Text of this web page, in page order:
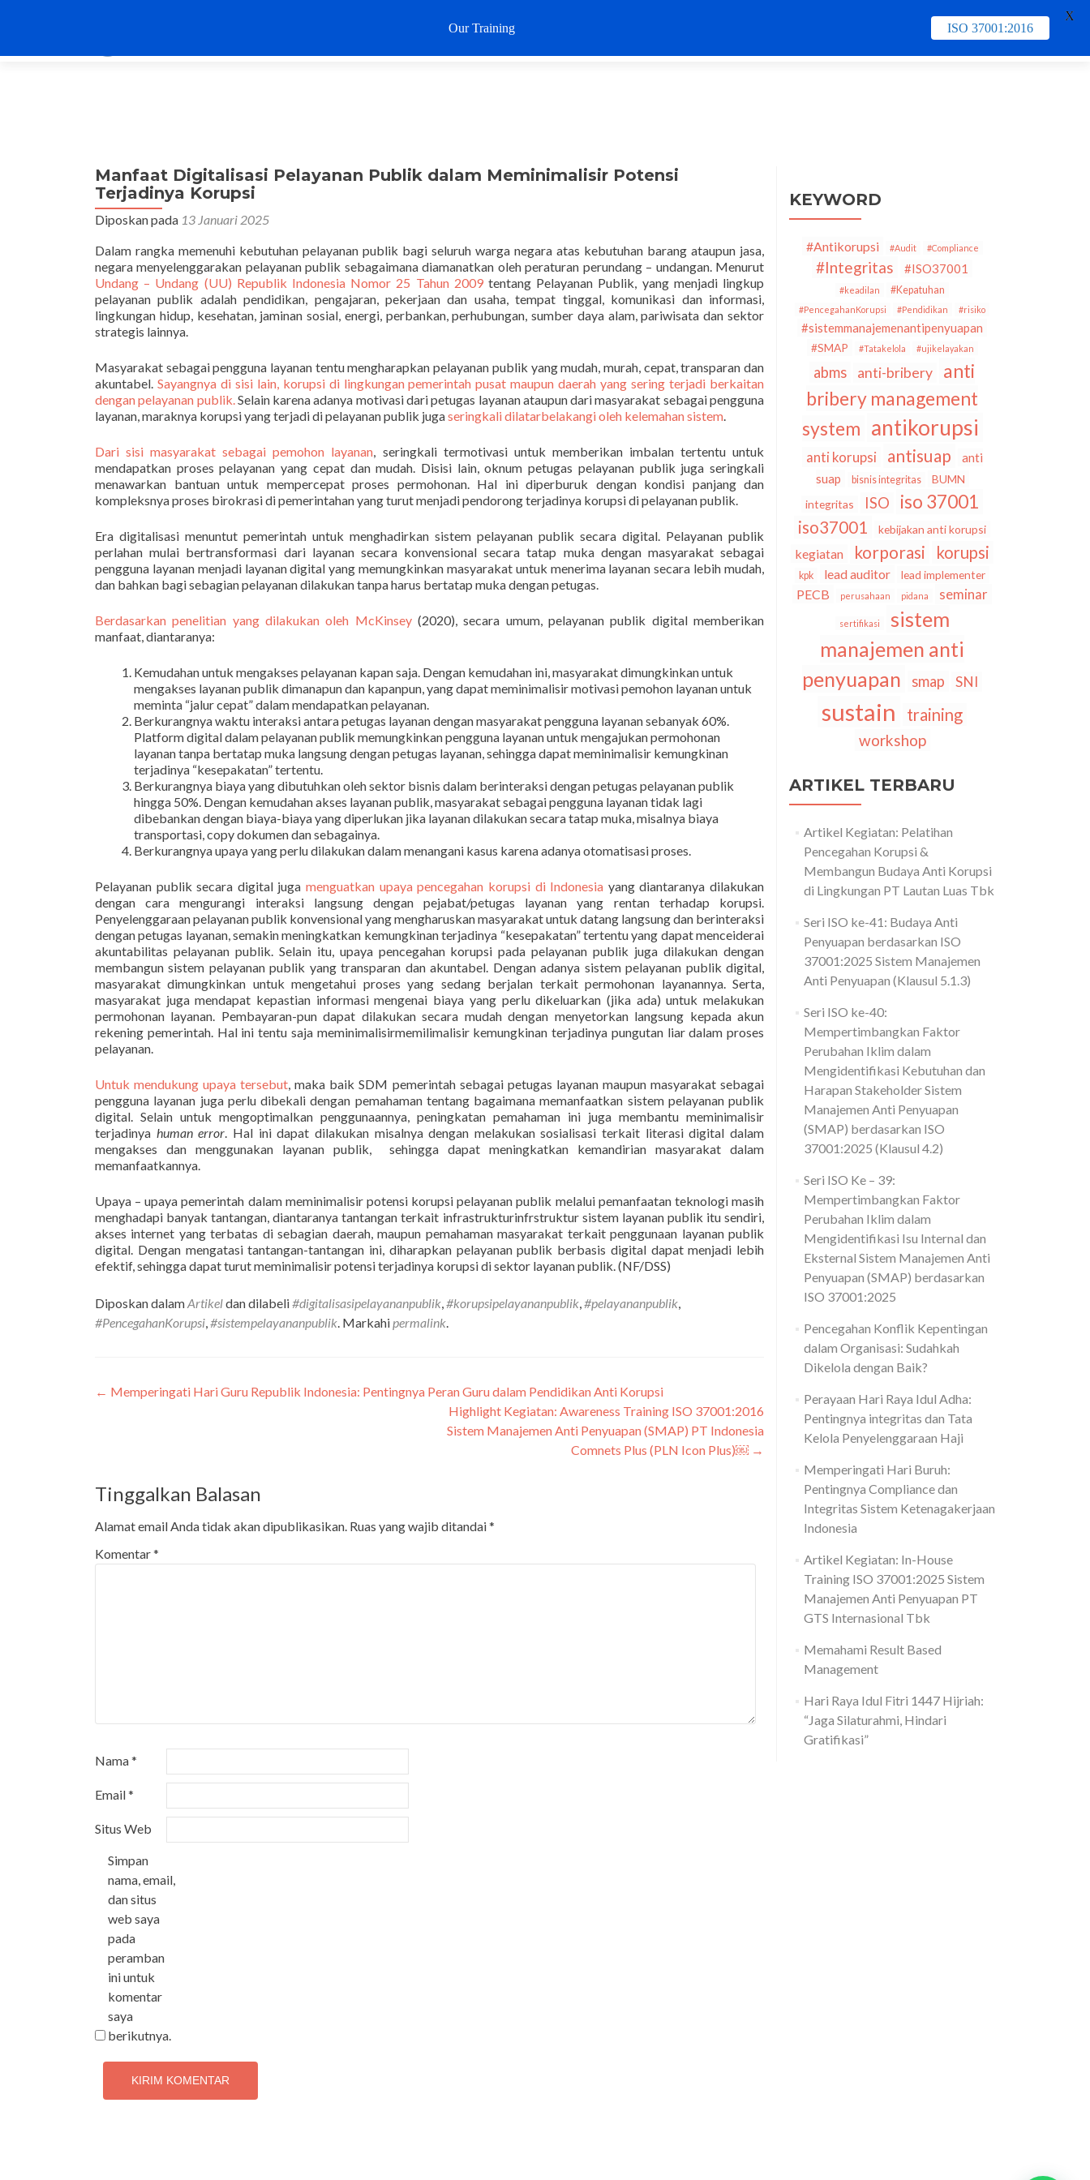
Training & Schedule
Manfaat Digitalisasi Pelayanan Publik dalam Meminimalisir Potensi
Terjadinya Korupsi
Diposkan pada 13 Januari 2025
Dalam rangka memenuhi kebutuhan pelayanan publik bagi seluruh warga negara atas kebutuhan barang ataupun jasa,
negara menyelenggarakan pelayanan publik sebagaimana diamanatkan oleh peraturan perundang – undangan. Menurut
Undang – Undang (UU) Republik Indonesia Nomor 25 Tahun 2009tentang Pelayanan Publik, yang menjadi lingkup
pelayanan publik adalah pendidikan, pengajaran, pekerjaan dan usaha, tempat tinggal, komunikasi dan informasi,
lingkungan hidup, kesehatan, jaminan sosial, energi, perbankan, perhubungan, sumber daya alam, pariwisata dan sektor
strategis lainnya.
Masyarakat sebagai pengguna layanan tentu mengharapkan pelayanan publik yang mudah, murah, cepat, transparan dan
akuntabel. Sayangnya di sisi lain, korupsi di lingkungan pemerintah pusat maupun daerah yang sering terjadi berkaitan
dengan pelayanan publik.Selain karena adanya motivasi dari petugas layanan ataupun dari masyarakat sebagai pengguna
layanan, maraknya korupsi yang terjadi di pelayanan publik jugaseringkali dilatarbelakangi oleh kelemahan sistem.
Dari sisi masyarakat sebagai pemohon layanan, seringkali termotivasi untuk memberikan imbalan tertentu untuk
mendapatkan proses pelayanan yang cepat dan mudah. Disisi lain, oknum petugas pelayanan publik juga seringkali
menawarkan bantuan untuk mempercepat proses permohonan. Hal ini diperburuk dengan kondisi panjang dan
kompleksnya proses birokrasi di pemerintahan yang turut menjadi pendorong terjadinya korupsi di pelayanan publik.
Era digitalisasi menuntut pemerintah untuk menghadirkan sistem pelayanan publik secara digital. Pelayanan publik
perlahan mulai bertransformasi dari layanan secara konvensional secara tatap muka dengan masyarakat sebagai
pengguna layanan menjadi layanan digital yang memungkinkan masyarakat untuk menerima layanan secara lebih mudah,
dan bahkan bagi sebagian pelayanan dilakukan tanpa harus bertatap muka dengan petugas.
Berdasarkan penelitian yang dilakukan oleh McKinsey(2020), secara umum, pelayanan publik digital memberikan
manfaat, diantaranya:
Kemudahan untuk mengakses pelayanan kapan saja. Dengan kemudahan ini, masyarakat dimungkinkan untuk
mengakses layanan publik dimanapun dan kapanpun, yang dapat meminimalisir motivasi pemohon layanan untuk
meminta “jalur cepat” dalam mendapatkan pelayanan.
Berkurangnya waktu interaksi antara petugas layanan dengan masyarakat pengguna layanan sebanyak 60%.
Platform digital dalam pelayanan publik memungkinkan pengguna layanan untuk mengajukan permohonan
layanan tanpa bertatap muka langsung dengan petugas layanan, sehingga dapat meminimalisir kemungkinan
terjadinya “kesepakatan” tertentu.
Berkurangnya biaya yang dibutuhkan oleh sektor bisnis dalam berinteraksi dengan petugas pelayanan publik
hingga 50%. Dengan kemudahan akses layanan publik, masyarakat sebagai pengguna layanan tidak lagi
dibebankan dengan biaya-biaya yang diperlukan jika layanan dilakukan secara tatap muka, misalnya biaya
transportasi, copy dokumen dan sebagainya.
Berkurangnya upaya yang perlu dilakukan dalam menangani kasus karena adanya otomatisasi proses.
Pelayanan publik secara digital jugamenguatkan upaya pencegahan korupsi di Indonesia yang diantaranya dilakukan
dengan cara mengurangi interaksi langsung dengan pejabat/petugas layanan yang rentan terhadap korupsi.
Penyelenggaraan pelayanan publik konvensional yang mengharuskan masyarakat untuk datang langsung dan berinteraksi
dengan petugas layanan, semakin meningkatkan kemungkinan terjadinya “kesepakatan” tertentu yang dapat menceiderai
akuntabilitas pelayanan publik. Selain itu, upaya pencegahan korupsi pada pelayanan publik juga dilakukan dengan
membangun sistem pelayanan publik yang transparan dan akuntabel. Dengan adanya sistem pelayanan publik digital,
masyarakat dimungkinkan untuk mengetahui proses yang sedang berjalan terkait permohonan layanannya. Serta,
masyarakat juga mendapat kepastian informasi mengenai biaya yang perlu dikeluarkan (jika ada) untuk melakukan
permohonan layanan. Pembayaran-pun dapat dilakukan secara mudah dengan menyetorkan langsung kepada akun
rekening pemerintah. Hal ini tentu saja meminimalisirmemilimalisir kemungkinan terjadinya pungutan liar dalam proses
pelayanan.
Untuk mendukung upaya tersebut, maka baik SDM pemerintah sebagai petugas layanan maupun masyarakat sebagai
pengguna layanan juga perlu dibekali dengan pemahaman tentang bagaimana memanfaatkan sistem pelayanan publik
digital. Selain untuk mengoptimalkan penggunaannya, peningkatan pemahaman ini juga membantu meminimalisir
terjadinya human error. Hal ini dapat dilakukan misalnya dengan melakukan sosialisasi terkait literasi digital dalam
mengakses dan menggunakan layanan publik, sehingga dapat meningkatkan kemandirian masyarakat dalam
memanfaatkannya.
Upaya – upaya pemerintah dalam meminimalisir potensi korupsi pelayanan publik melalui pemanfaatan teknologi masih
menghadapi banyak tantangan, diantaranya tantangan terkait infrastrukturinfrstruktur sistem layanan publik itu sendiri,
akses internet yang terbatas di sebagian daerah, maupun pemahaman masyarakat terkait penggunaan layanan publik
digital. Dengan mengatasi tantangan-tantangan ini, diharapkan pelayanan publik berbasis digital dapat menjadi lebih
efektif, sehingga dapat turut meminimalisir potensi terjadinya korupsi di sektor layanan publik. (NF/DSS)
Diposkan dalamArtikeldan dilabeli#digitalisasipelayananpublik,#korupsipelayananpublik,#pelayananpublik,
#PencegahanKorupsi,#sistempelayananpublik. Markahipermalink.
Navigasi
← Memperingati Hari Guru Republik Indonesia: Pentingnya Peran Guru dalam Pendidikan Anti Korupsi
Highlight Kegiatan: Awareness Training ISO 37001:2016
Sistem Manajemen Anti Penyuapan (SMAP) PT Indonesia
Comnets Plus (PLN Icon Plus)￼ →
Tinggalkan Balasan
Alamat email Anda tidak akan dipublikasikan. Ruas yang wajib ditandai*
Komentar*
Nama*
Email*
Situs Web
Simpan
nama, email,
dan situs
web saya
pada
peramban
ini untuk
komentar
saya
berikutnya.
KEYWORD
#Antikorupsi #Audit #Compliance
#Integritas #ISO37001
#keadilan #Kepatuhan
#PencegahanKorupsi #Pendidikan #risiko
#sistemmanajemenantipenyuapan
#SMAP #Tatakelola #ujikelayakan
abms anti-bribery
anti
bribery management
system antikorupsi
anti korupsi antisuap
anti
suap
bisnis integritas
BUMN
integritas
ISO iso 37001
iso37001 kebijakan anti korupsi
kegiatan korporasi korupsi
kpk lead auditor lead implementer
PECB perusahaan pidana seminar
sertifikasi
sistem
manajemen anti
penyuapan
smap SNI
sustain training
workshop
ARTIKEL TERBARU
Artikel Kegiatan: Pelatihan
Pencegahan Korupsi &
Membangun Budaya Anti Korupsi
di Lingkungan PT Lautan Luas Tbk
Seri ISO ke-41: Budaya Anti
Penyuapan berdasarkan ISO
37001:2025 Sistem Manajemen
Anti Penyuapan (Klausul 5.1.3)
Seri ISO ke-40:
Mempertimbangkan Faktor
Perubahan Iklim dalam
Mengidentifikasi Kebutuhan dan
Harapan Stakeholder Sistem
Manajemen Anti Penyuapan
(SMAP) berdasarkan ISO
37001:2025 (Klausul 4.2)
Seri ISO Ke – 39:
Mempertimbangkan Faktor
Perubahan Iklim dalam
Mengidentifikasi Isu Internal dan
Eksternal Sistem Manajemen Anti
Penyuapan (SMAP) berdasarkan
ISO 37001:2025
Pencegahan Konflik Kepentingan
dalam Organisasi: Sudahkah
Dikelola dengan Baik?
Perayaan Hari Raya Idul Adha:
Pentingnya integritas dan Tata
Kelola Penyelenggaraan Haji
Memperingati Hari Buruh:
Pentingnya Compliance dan
Integritas Sistem Ketenagakerjaan
Indonesia
Artikel Kegiatan: In-House
Training ISO 37001:2025 Sistem
Manajemen Anti Penyuapan PT
GTS Internasional Tbk
Memahami Result Based
Management
Hari Raya Idul Fitri 1447 Hijriah:
“Jaga Silaturahmi, Hindari
Gratifikasi”
Our Training ISO 37001:2016
X